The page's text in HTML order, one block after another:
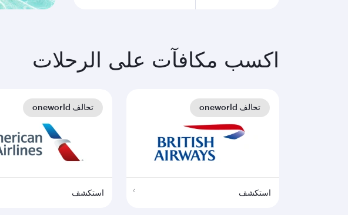
اكسب مكافآت على الرحلات
استكشف
تحالف oneworld
استكشف
تحالف oneworld